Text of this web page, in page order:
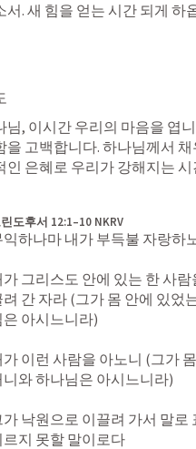
서. 새 힘을 얻는 시간 되게 하
님, 이시간 우리의 마음을 엽
을 고백합니다. 하나님께서
인 은혜로 우리가 강해지는
도후서 12:1–10 NKRV
익하나마 내가 부득불 자랑하
가 그리스도 안에 있는 한 사
려 간 자라 (그가 몸 안에 있었
은 아시느니라)
가 이런 사람을 아노니 (그가
니와 하나님은 아시느니라)
가 낙원으로 이끌려 가서 말로
르지 못할 말이로다